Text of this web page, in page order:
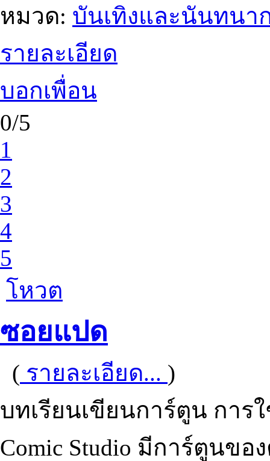
หมวด: บันเทิงและนันทนา
รายละเอียด
บอกเพื่อน
0/5
1
2
3
4
5
โหวต
ซอยแปด
( รายละเอียด... )
บทเรียนเขียนการ์ตูน การ
Comic Studio มีการ์ตูนข